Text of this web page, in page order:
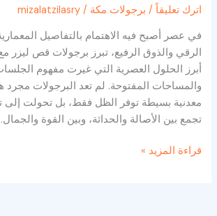
اترك تعليقاً / برجولات مكة /
mizalatzilasry
في عصر أصبح فيه الاهتمام بالتفاصيل
الرقي والذوق الرفيع، تبرز برجولات قص ليزر
أبرز الحلول العصرية التي غيرت مفهوم
والمساحات المفتوحة. لم تعد البرجولات مجرد
معدنية بسيطة توفر الظل فقط، بل تحولت إلى
تجمع بين الأصالة والحداثة، وبين القوة
قراءة المزيد »